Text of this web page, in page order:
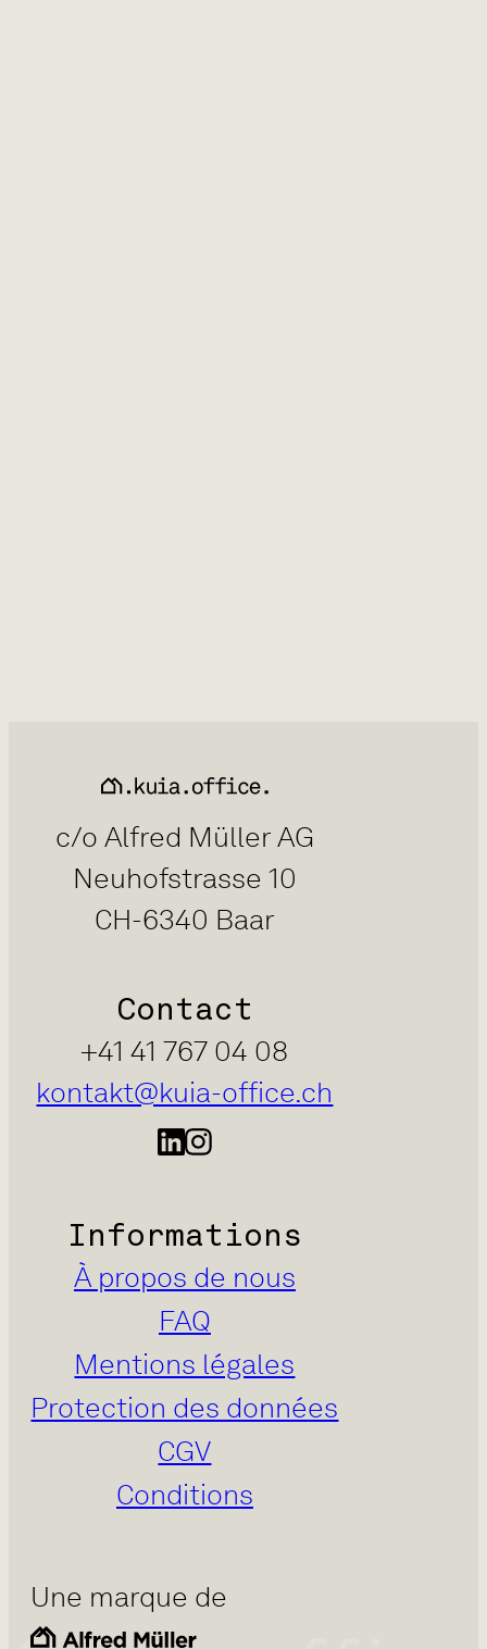
c/o Alfred Müller AG
Neuhofstrasse 10
CH-6340 Baar
Contact
+41 41 767 04 08
kontakt@kuia-office.ch
Informations
À propos de nous
FAQ
Mentions légales
Protection des données
CGV
Conditions
Une marque de